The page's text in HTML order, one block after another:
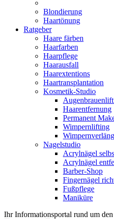
Blondierung
Haartönung
Ratgeber
Haare färben
Haarfarben
Haarpflege
Haarausfall
Haarextentions
Haartransplantation
Kosmetik-Studio
Haarentfernung
Permanent
Wimpernlifting
Nagelstudio
Acrylnägel
Acrylnägel
Barber-Shop
Fingernägel
Fußpflege
Maniküre
Ihr Informationsportal rund um den